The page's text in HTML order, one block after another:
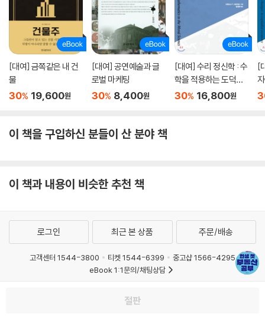
[대여] 금쪽같은 내 건
물
30% 19,600원
[대여] 공연예술과 글
로벌 마케팅
30% 8,400원
[대여] 수리 정신학 : 수
학을 적용하는 도덕과
학에 대한 시론
30% 16,800원
[
이 책을 구입하신 분들이 산 분야 책
이 책과 내용이 비슷한 추천 책
절판
로그인 최근 본 상품 주문/배송
고객센터 1544-3800 티켓 1544-6399
중고샵 1566-4295
eBook 1:1문의/채팅상담
개인정보처리방침